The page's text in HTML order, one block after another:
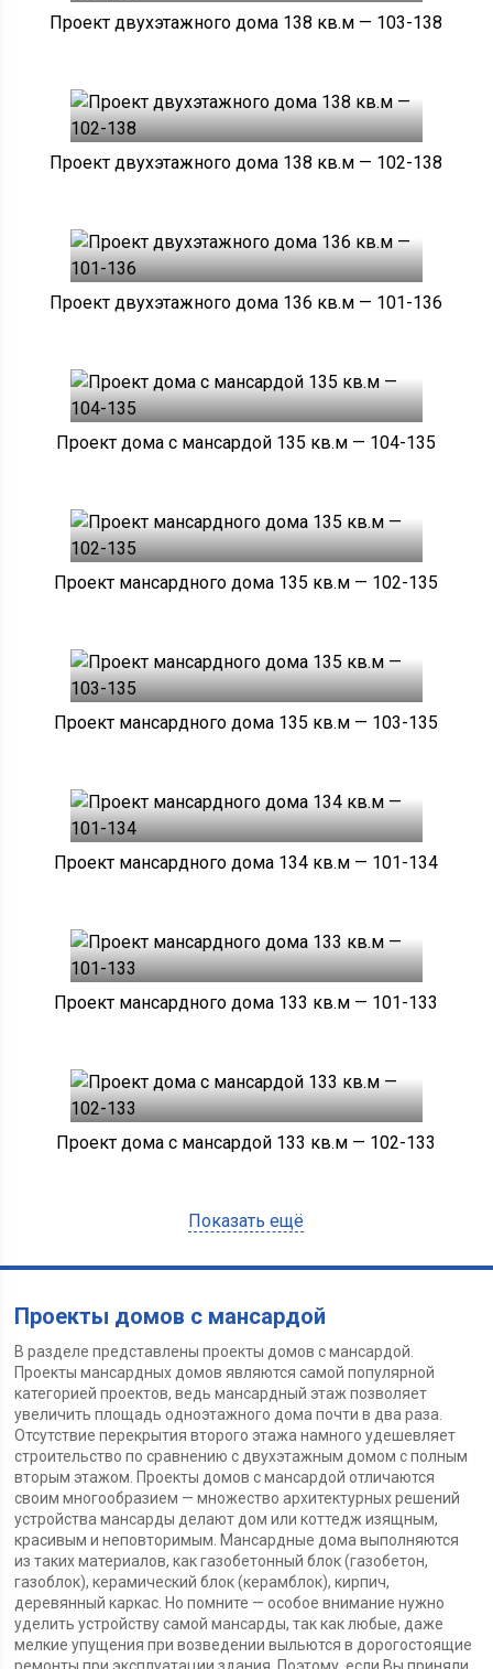
Проект двухэтажного дома 138 кв.м — 103-138
Проект двухэтажного дома 138 кв.м — 102-138
Проект двухэтажного дома 136 кв.м — 101-136
Проект дома с мансардой 135 кв.м — 104-135
Проект мансардного дома 135 кв.м — 102-135
Проект мансардного дома 135 кв.м — 103-135
Проект мансардного дома 134 кв.м — 101-134
Проект мансардного дома 133 кв.м — 101-133
Проект дома с мансардой 133 кв.м — 102-133
Показать ещё
Проекты домов с мансардой
В разделе представлены проекты домов с мансардой.
Проекты мансардных домов являются самой популярной
категорией проектов, ведь мансардный этаж позволяет
увеличить площадь одноэтажного дома почти в два раза.
Отсутствие перекрытия второго этажа намного удешевляет
строительство по сравнению с двухэтажным домом с полным
вторым этажом. Проекты домов с мансардой отличаются
своим многообразием — множество архитектурных решений
устройства мансарды делают дом или коттедж изящным,
красивым и неповторимым. Мансардные дома выполняются
из таких материалов, как газобетонный блок (газобетон,
газоблок), керамический блок (керамблок), кирпич,
деревянный каркас. Но помните — особое внимание нужно
уделить устройству самой мансарды, так как любые, даже
мелкие упущения при возведении выльются в дорогостоящие